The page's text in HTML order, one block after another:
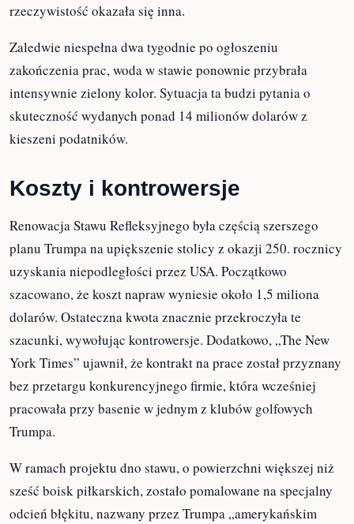
problemu zielonych osadów, jednak rzeczywistość
Zaledwie niespełna dwa tygodnie po ogłoszeniu
zakończenia prac, woda w stawie ponownie
przybrała intensywnie zielony kolor. Sytuacja ta
budzi pytania o skuteczność wydanych ponad 14
Renowacja Stawu Refleksyjnego była częścią
szerszego planu Trumpa na upiększenie stolicy z
okazji 250. rocznicy uzyskania niepodległości przez
USA. Początkowo szacowano, że koszt napraw
wyniesie około 1,5 miliona dolarów. Ostateczna
kwota znacznie przekroczyła te szacunki,
wywołując kontrowersje. Dodatkowo, „The New
York Times” ujawnił, że kontrakt na prace został
przyznany bez przetargu konkurencyjnego firmie,
klubów golfowych Trumpa.
W ramach projektu dno stawu, o powierzchni